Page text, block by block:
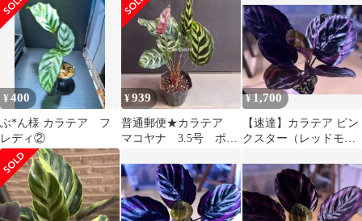
ア）」 クズウコン
科 熱帯アメリカ原
産 Calathea orbifolia
¥400
ぶ*ん様 カラテア フ
レディ②
¥939
普通郵便★カラテア
マコヤナ 3.5号 ポッ
¥1,700
【速達】カラテア ピン
クスター（レッドモジ